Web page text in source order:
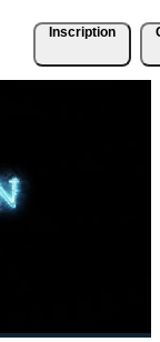
Inscription